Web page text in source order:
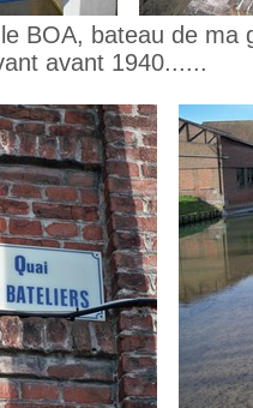
BOA, bateau de ma
avant 1940......